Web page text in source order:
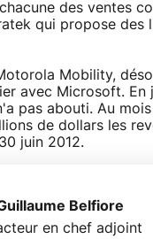
des ventes
qui propose des
Mobility,
avec Microsoft.
pas abouti. Au
de dollars les
juin 2012.
Belfiore
en chef adjoint